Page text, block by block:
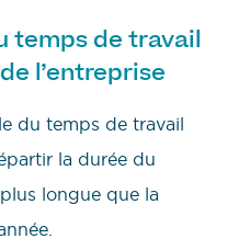
temps de travail
l’entreprise
du temps de travail
la durée du
longue que la